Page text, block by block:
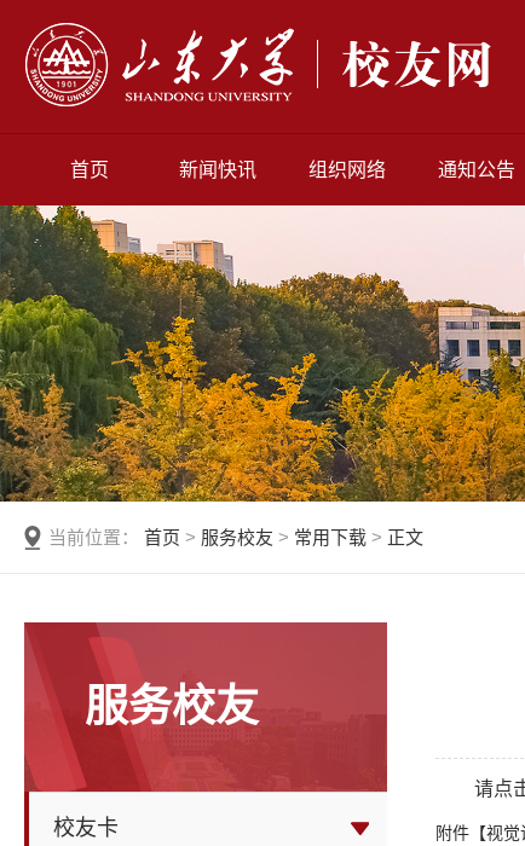
首页 新闻快讯 组织网络 通知公告
当前位置：首页 > 服务校友 > 常用下载 > 正文
服务校友
校友卡
请点
附件【视觉